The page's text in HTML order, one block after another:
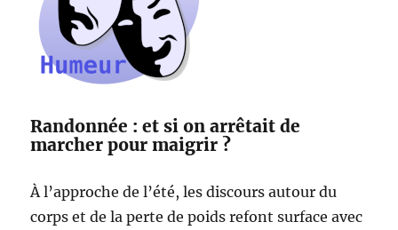
Randonnée : et si on arrêtait de
marcher pour maigrir ?
À l’approche de l’été, les discours autour du
corps et de la perte de poids refont surface avec